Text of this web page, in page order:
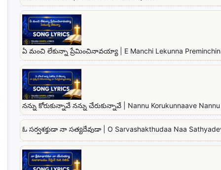
ఏ మంచి లేకున్నా ప్రేమించినావయ్యా | E Manchi Lekunna
నన్ను కోరుకున్నావే నన్ను చేరుకున్నావే | Nannu Korukunnaave
ఓ సర్వశక్తుడా నా సత్యదేవుడా | O Sarvashakthudaa Naa